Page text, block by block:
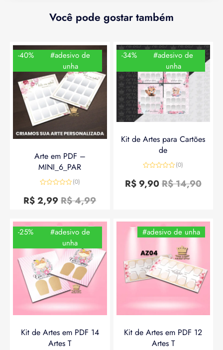
Você pode gostar também
-40%
#adesivo de
unha
Arte em PDF –
MINI_6_PAR
0
de
(0)
R$4,99
R$2,99
-34%
#adesivo de
unha
Kit de Artes para Cartões
de
0
de
(0)
R$14,90
R$9,90
-25%
#adesivo de
unha
Kit de Artes em PDF 14
Artes T
#adesivo de unha
Kit de Artes em PDF 12
Artes T